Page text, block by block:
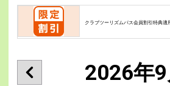
クラブツーリズムパス会員割引特典適
2026年9